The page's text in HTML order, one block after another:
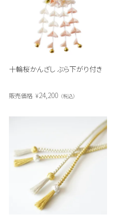
十輪桜かんざし ぶら下がり付き
販売価格 ¥24,200 税込